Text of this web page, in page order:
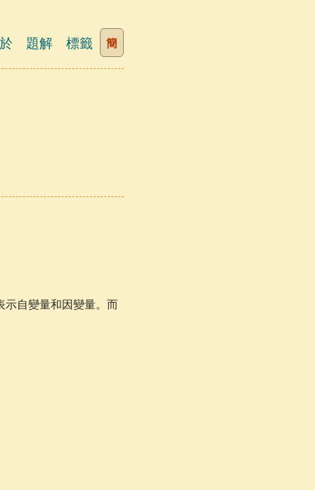
題解 標籤 簡
示自變量和因變量。而
\frac{\d f}{\d g} \cdot \frac{\d g}{\d x} }